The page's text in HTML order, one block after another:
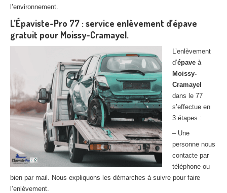
l’environnement.
L’Épaviste-Pro 77 : service enlèvement d’épave
gratuit pour Moissy-Cramayel.
L’enlèvement
d’épave à
Moissy-
Cramayel
dans le 77
s’effectue en
3 étapes :
– Une
personne nous
contacte par
téléphone ou
bien par mail. Nous expliquons les démarches à suivre pour faire
l’enlèvement.